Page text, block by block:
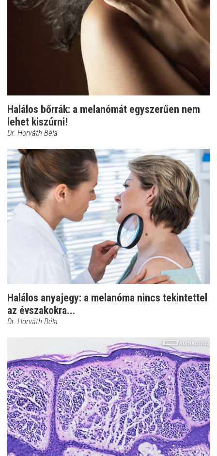
Halálos bőrrák: a melanómát egyszerűen nem
lehet kiszúrni!
Dr. Horváth Béla
Halálos anyajegy: a melanóma nincs tekintettel
az évszakokra...
Dr. Horváth Béla